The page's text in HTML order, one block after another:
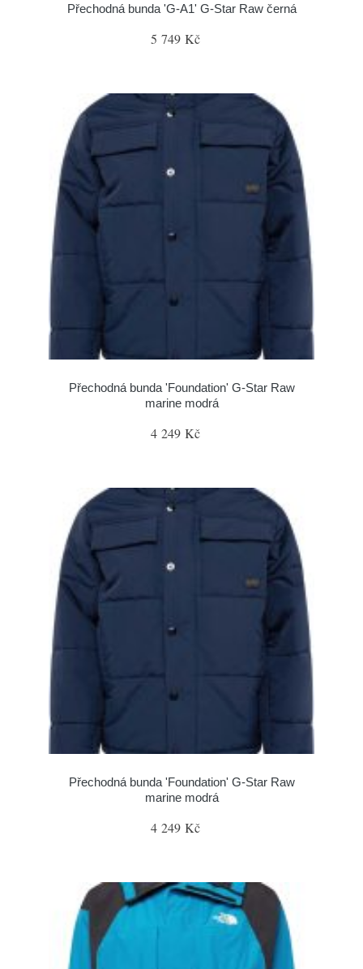
Přechodná bunda 'G-A1' G-Star Raw černá
5 749 Kč
Přechodná bunda 'Foundation' G-Star Raw
marine modrá
4 249 Kč
Přechodná bunda 'Foundation' G-Star Raw
marine modrá
4 249 Kč